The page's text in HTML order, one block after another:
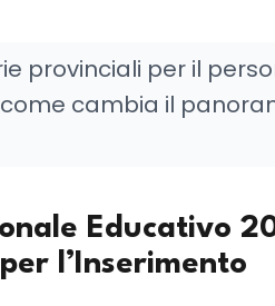
provinciali per il
cambia il
Educativo
l’Inserimento